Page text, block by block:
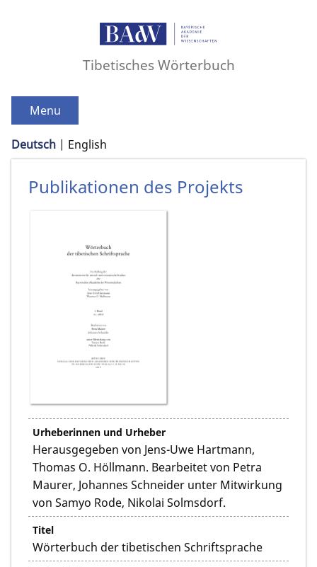
Tibetisches Wörterbuch
Menu
Deutsch English
Publikationen des Projekts
Urheberinnen und Urheber
Herausgegeben von Jens-Uwe Hartmann,
Thomas O. Höllmann. Bearbeitet von Petra
Maurer, Johannes Schneider unter Mitwirkung
von Samyo Rode, Nikolai Solmsdorf.
Titel
Wörterbuch der tibetischen Schriftsprache